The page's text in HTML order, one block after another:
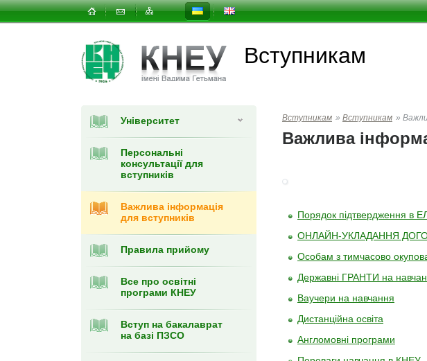
Вступникам
Університет
Персональні
консультації для
вступників
Важлива інформація
для вступників
Правила прийому
Все про освітні
програми КНЕУ
Вступ на бакалаврат
на базі ПЗСО
Вступникам » Вступникам »
Важлива
Порядок підтвердження в
ОНЛАЙН-УКЛАДАННЯ
Особам з тимчасово
Державні ГРАНТИ на
Ваучери на навчання
Дистанційна освіта
Англомовні програми